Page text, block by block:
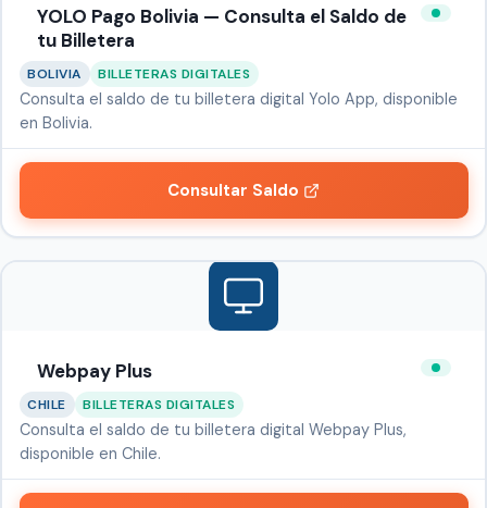
YOLO Pago Bolivia — Consulta el Saldo de
tu Billetera
BOLIVIA BILLETERAS DIGITALES
Consulta el saldo de tu billetera digital Yolo App, disponible
en Bolivia.
Consultar Saldo
Webpay Plus
CHILE BILLETERAS DIGITALES
Consulta el saldo de tu billetera digital Webpay Plus,
disponible en Chile.